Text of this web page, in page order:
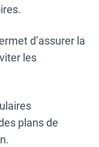
d’assurer la
les
plans de